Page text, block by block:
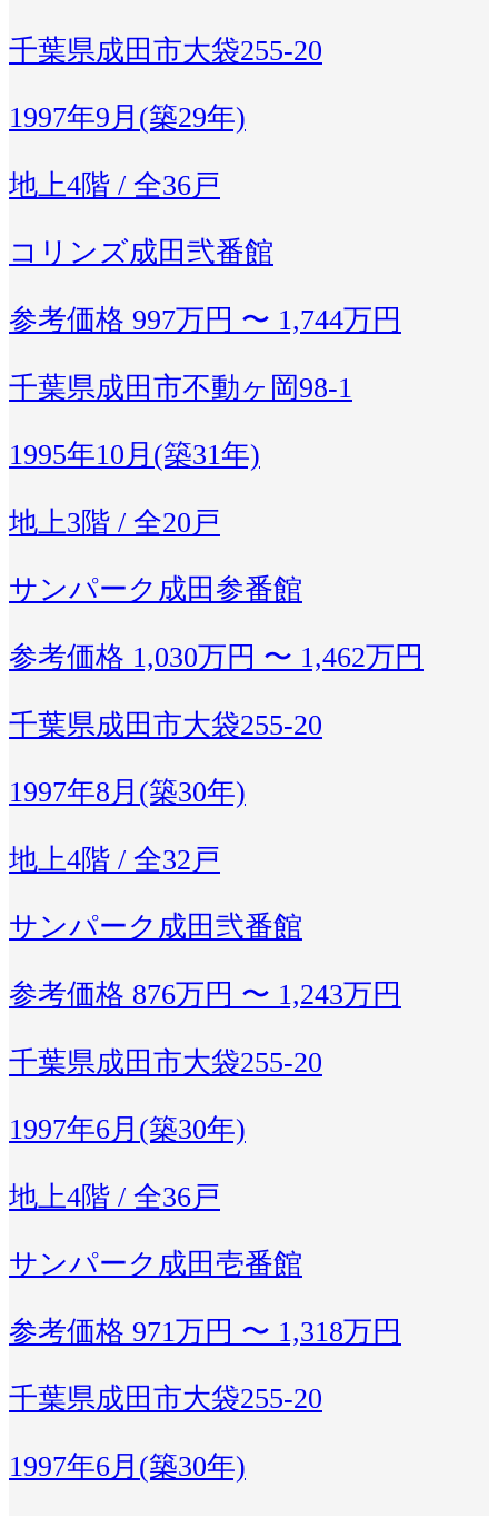
千葉県成田市大袋255-20
1997年9月(築29年)
地上4階 / 全36戸
コリンズ成田弐番館
参考価格 997万円 〜 1,744万円
千葉県成田市不動ヶ岡98-1
1995年10月(築31年)
地上3階 / 全20戸
サンパーク成田参番館
参考価格 1,030万円 〜 1,462万円
千葉県成田市大袋255-20
1997年8月(築30年)
地上4階 / 全32戸
サンパーク成田弐番館
参考価格 876万円 〜 1,243万円
千葉県成田市大袋255-20
1997年6月(築30年)
地上4階 / 全36戸
サンパーク成田壱番館
参考価格 971万円 〜 1,318万円
千葉県成田市大袋255-20
1997年6月(築30年)